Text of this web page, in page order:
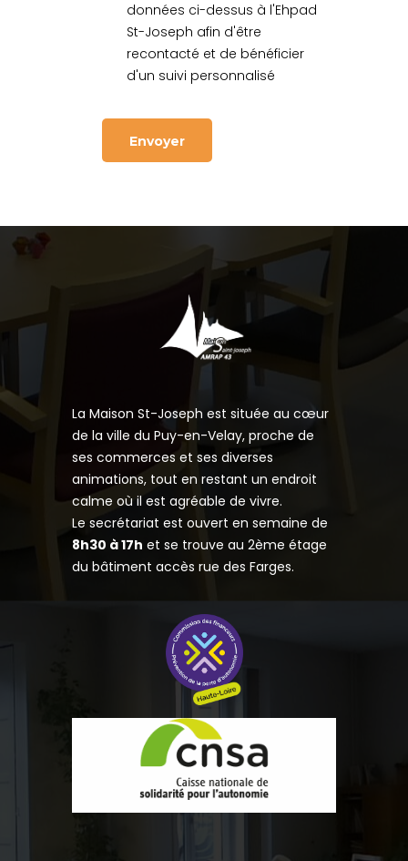
données ci-dessus à l'Ehpad
St-Joseph afin d'être
recontacté et de bénéficier
d'un suivi personnalisé
La Maison St-Joseph est située au cœur
de la ville du Puy-en-Velay, proche de
ses commerces et ses diverses
animations, tout en restant un endroit
calme où il est agréable de vivre.
Le secrétariat est ouvert en semaine de
8h30 à 17h et se trouve au 2ème étage
du bâtiment accès rue des Farges.